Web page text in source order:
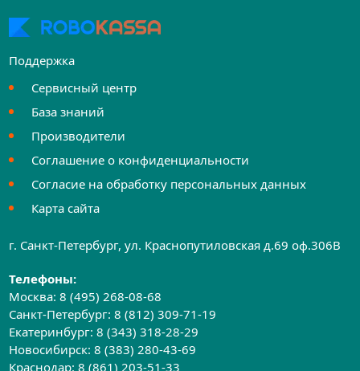
Поддержка
Сервисный центр
База знаний
Производители
Соглашение о конфиденциальности
Согласие на обработку персональных данных
Карта сайта
г. Санкт-Петербург, ул. Краснопутиловская д.69 оф.306B
Телефоны:
Москва:8 (495) 268-08-68
Санкт-Петербург:8 (812) 309-71-19
Екатеринбург:8 (343) 318-28-29
Новосибирск:8 (383) 280-43-69
Краснодар:8 (861) 203-51-33